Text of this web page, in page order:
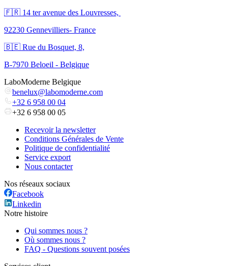
🇫🇷 ​14 ter avenue des Louvresses,
92230 Gennevilliers- France
🇧🇪 Rue du Bosquet, 8,
B-7970 Beloeil - Belgique
LaboModerne Belgique
benelux@labomoderne.com
+32 6 958 00 04
+32 6 958 00 05
Recevoir la newsletter
Conditions Générales de Vente
Politique de confidentialité
Service export
Nous contacter
Nos réseaux sociaux
Facebook
Linkedin
Notre histoire
Qui sommes nous ?
Où sommes nous ?
FAQ - Questions souvent posées